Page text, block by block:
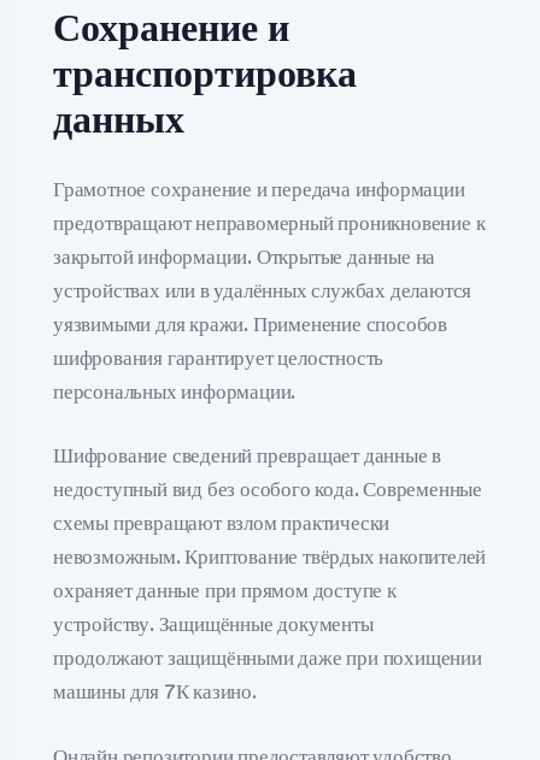
Сохранение и
транспортировка
данных
Грамотное сохранение и передача информации
предотвращают неправомерный проникновение к
закрытой информации. Открытые данные на
устройствах или в удалённых службах делаются
уязвимыми для кражи. Применение способов
шифрования гарантирует целостность
персональных информации.
Шифрование сведений превращает данные в
недоступный вид без особого кода. Современные
схемы превращают взлом практически
невозможным. Криптование твёрдых накопителей
охраняет данные при прямом доступе к
устройству. Защищённые документы
продолжают защищёнными даже при похищении
машины для 7К казино.